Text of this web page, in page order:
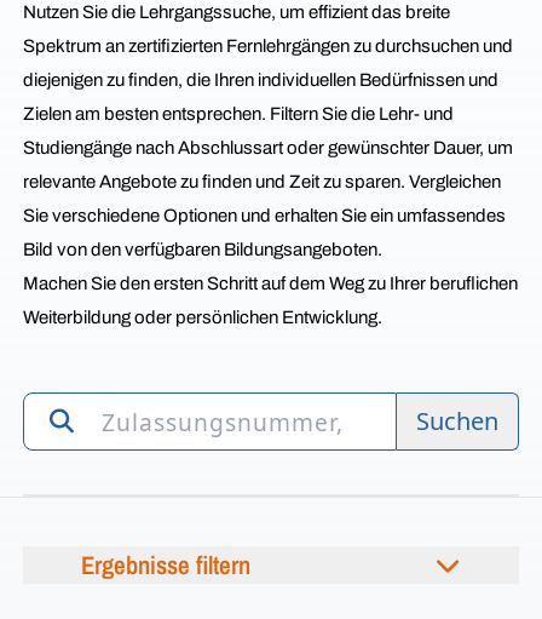
Nutzen Sie die Lehrgangssuche, um effizient das breite
Spektrum an zertifizierten Fernlehrgängen zu durchsuchen und
diejenigen zu finden, die Ihren individuellen Bedürfnissen und
Zielen am besten entsprechen. Filtern Sie die Lehr- und
Studiengänge nach Abschlussart oder gewünschter Dauer, um
relevante Angebote zu finden und Zeit zu sparen. Vergleichen
Sie verschiedene Optionen und erhalten Sie ein umfassendes
Bild von den verfügbaren Bildungsangeboten.
Machen Sie den ersten Schritt auf dem Weg zu Ihrer beruflichen
Weiterbildung oder persönlichen Entwicklung.
Suchen
Ergebnisse filtern